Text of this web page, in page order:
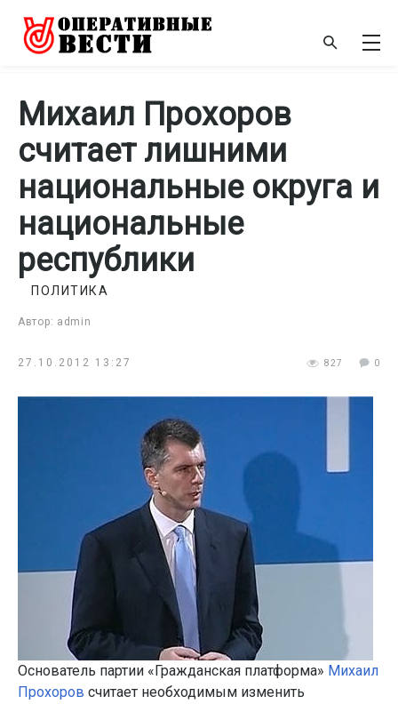
Михаил Прохоров
считает лишними
национальные округа и
национальные
республики
Автор: admin
ПОЛИТИКА
27.10.2012 13:27 827 0
Основатель партии «Гражданская платформа» Михаил
Прохоров считает необходимым изменить